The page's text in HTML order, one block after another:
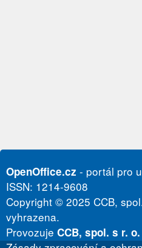
OpenOffice.cz - portál pro
ISSN: 1214-9608
Copyright © 2025 CCB,
vyhrazena.
Provozuje CCB, spol. s r. o.